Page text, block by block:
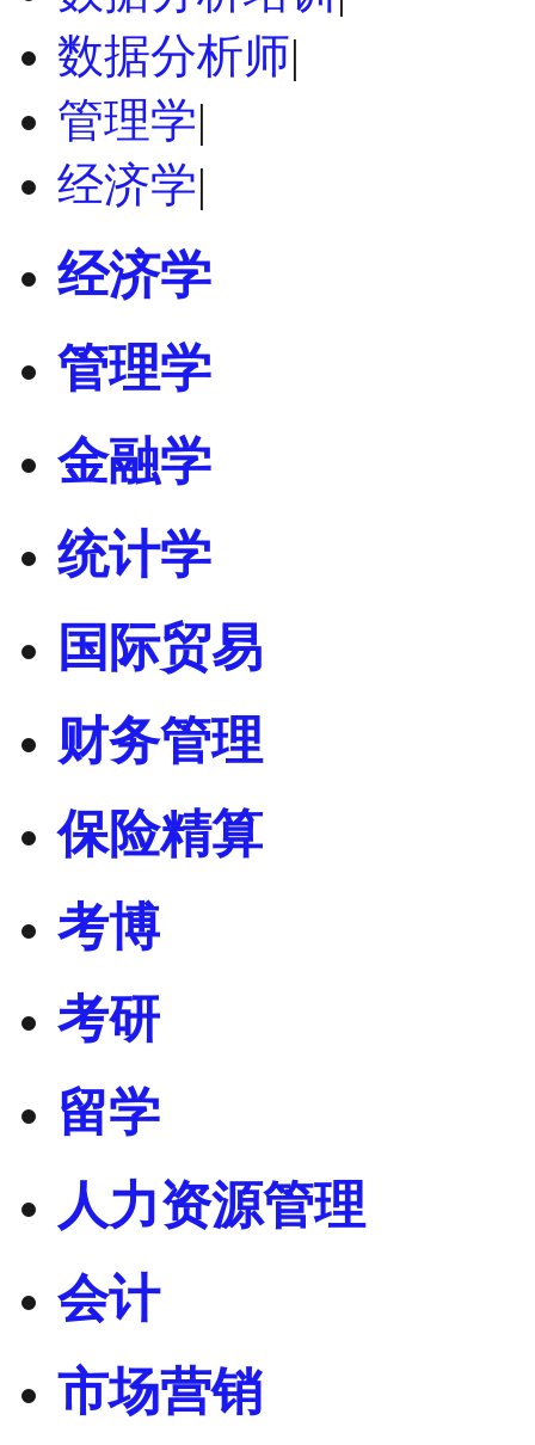
数据分析师|
管理学|
经济学|
经济学
管理学
金融学
统计学
国际贸易
财务管理
保险精算
考博
考研
留学
人力资源管理
会计
市场营销